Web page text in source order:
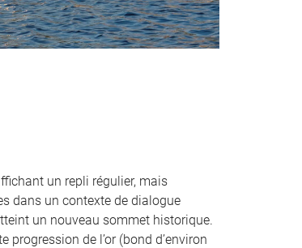
un repli régulier, mais
dans un contexte de dialogue
un nouveau sommet historique.
progression de l’or (bond d’environ